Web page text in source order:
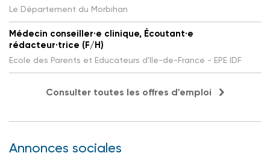
Le Département du Morbihan
Médecin conseiller·e clinique, Écoutant·e
rédacteur·trice (F/H)
Ecole des Parents et Educateurs d'Ile-de-France - EPE IDF
Consulter toutes les offres d'emploi
Annonces sociales